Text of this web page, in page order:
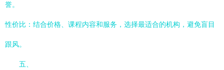
誉。
性价比：结合价格、课程内容和服务，选择最适合的机构，避免盲目
跟风。
五、